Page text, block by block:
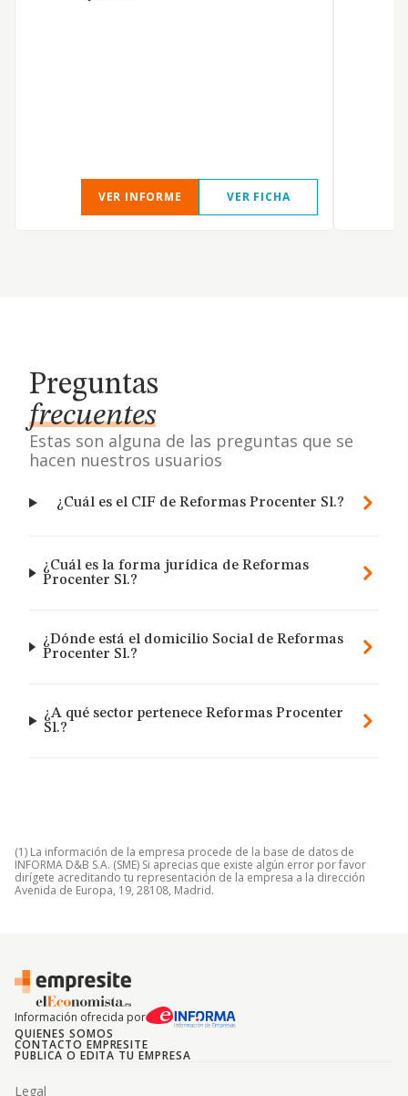
VER INFORME VER FICHA
Preguntas
frecuentes
Estas son alguna de las preguntas que se
hacen nuestros usuarios
¿Cuál es el CIF de Reformas Procenter Sl.?
¿Cuál es la forma jurídica de Reformas
Procenter Sl.?
¿Dónde está el domicilio Social de Reformas
Procenter Sl.?
¿A qué sector pertenece Reformas Procenter
Sl.?
(1) La información de la empresa procede de la base de datos de
INFORMA D&B S.A. (SME) Si aprecias que existe algún error por favor
dirígete acreditando tu representación de la empresa a la dirección
Avenida de Europa, 19, 28108, Madrid.
Información ofrecida por
QUIENES SOMOS
CONTACTO EMPRESITE
PUBLICA O EDITA TU EMPRESA
Legal